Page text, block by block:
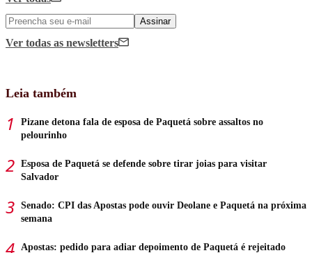
Assinar
Ver todas as newsletters
Leia também
Pizane detona fala de esposa de Paquetá sobre assaltos no
pelourinho
Esposa de Paquetá se defende sobre tirar joias para visitar
Salvador
Senado: CPI das Apostas pode ouvir Deolane e Paquetá na próxima
semana
Apostas: pedido para adiar depoimento de Paquetá é rejeitado